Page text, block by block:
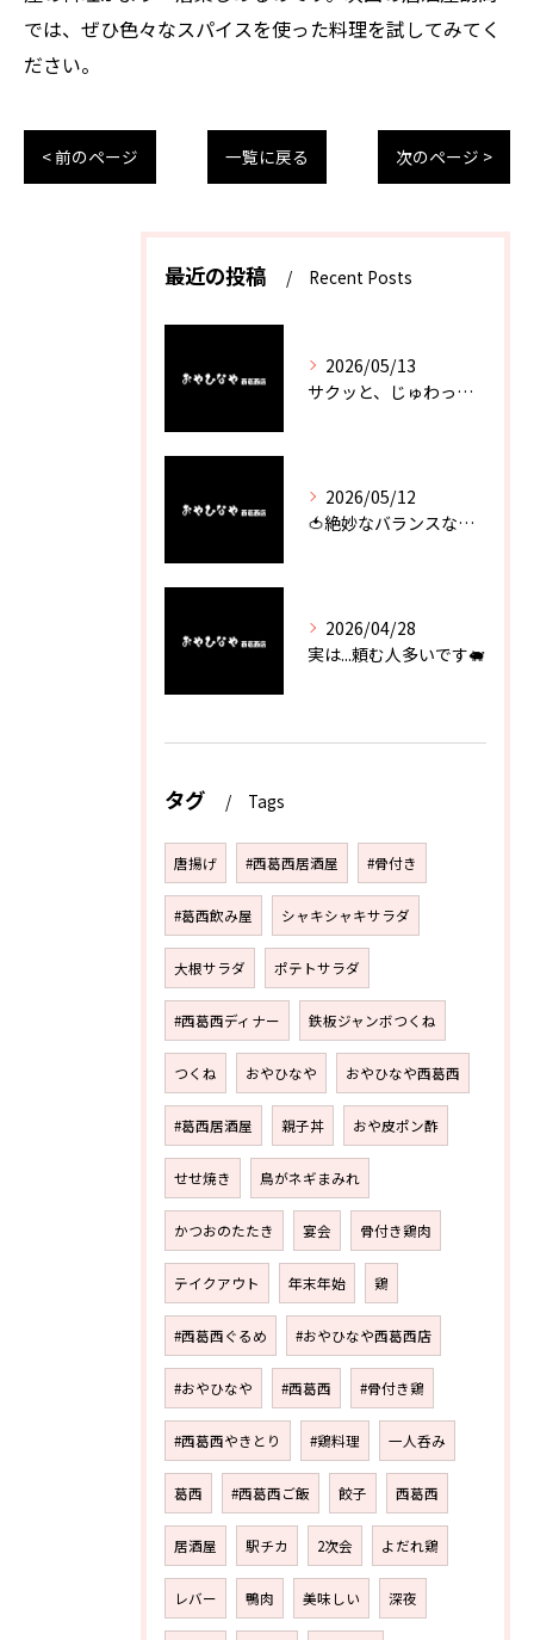
では、ぜひ色々なスパイスを使った料理を試してみてく
ださい。
< 前のページ 一覧に戻る 次のページ >
最近の投稿 Recent Posts
2026/05/13
サクッと、じゅわっと。瀬戸内が香るカキフライ
2026/05/12
🍅絶妙なバランスなのに最高な一品🥗
2026/04/28
実は...頼む人多いです🐖
タグ Tags
唐揚げ #西葛西居酒屋 #骨付き
#葛西飲み屋 シャキシャキサラダ
大根サラダ ポテトサラダ
#西葛西ディナー 鉄板ジャンボつくね
つくね おやひなや おやひなや西葛西
#葛西居酒屋 親子丼 おや皮ポン酢
せせ焼き 鳥がネギまみれ
かつおのたたき 宴会 骨付き鶏肉
テイクアウト 年末年始 鶏
#西葛西ぐるめ #おやひなや西葛西店
#おやひなや #西葛西 #骨付き鶏
#西葛西やきとり #鶏料理 一人呑み
葛西 #西葛西ご飯 餃子 西葛西
居酒屋 駅チカ 2次会 よだれ鶏
レバー 鴨肉 美味しい 深夜